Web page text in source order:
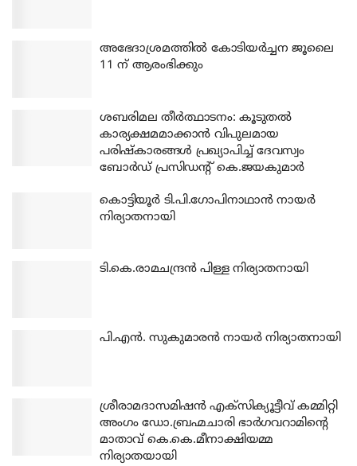
അഭേദാശ്രമത്തില്‍ കോടിയര്‍ച്ചന ജൂലൈ
11 ന് ആരംഭിക്കും
ശബരിമല തീര്‍ത്ഥാടനം: കൂടുതല്‍
കാര്യക്ഷമമാക്കാന്‍ വിപുലമായ
പരിഷ്‌കാരങ്ങള്‍ പ്രഖ്യാപിച്ച് ദേവസ്വം
ബോര്‍ഡ് പ്രസിഡന്റ് കെ.ജയകുമാര്‍
കൊട്ടിയൂര്‍ ടി.പി.ഗോപിനാഥാന്‍ നായര്‍
നിര്യാതനായി
ടി.കെ.രാമചന്ദ്രന്‍ പിള്ള നിര്യാതനായി
പി.എന്‍. സുകുമാരന്‍ നായര്‍ നിര്യാതനായി
ശ്രീരാമദാസമിഷന്‍ എക്‌സിക്യൂട്ടീവ് കമ്മിറ്റി
അംഗം ഡോ.ബ്രഹ്മചാരി ഭാര്‍ഗവറാമിന്റെ
മാതാവ് കെ.കെ.മീനാക്ഷിയമ്മ
നിര്യാതയായി